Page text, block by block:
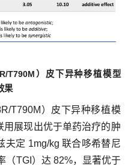
T790M）皮下异种移植模型
果
T790M）皮下异种移植模
展现出优于单药治疗的肿
夫定 1mg/kg 联合哆希替尼
（TGI）达 82%，显著优于